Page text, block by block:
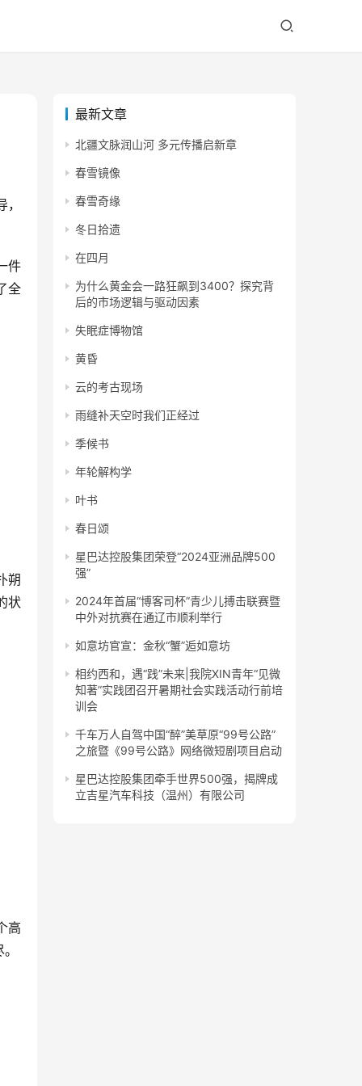
件
全
朔
状
高
最新文章
北疆文脉润山河 多元传播启新章
春雪镜像
春雪奇缘
冬日拾遗
在四月
为什么黄金会一路狂飙到3400？探究背
后的市场逻辑与驱动因素
失眠症博物馆
黄昏
云的考古现场
雨缝补天空时我们正经过
季候书
年轮解构学
叶书
春日颂
星巴达控股集团荣登“2024亚洲品牌500
强”
2024年首届“博客司杯”青少儿搏击联赛暨
中外对抗赛在通辽市顺利举行
如意坊官宣：金秋“蟹”逅如意坊
相约西和，遇“践”未来|我院XIN青年“见微
知著”实践团召开暑期社会实践活动行前培
训会
千车万人自驾中国“醉”美草原“99号公路”
之旅暨《99号公路》网络微短剧项目启动
星巴达控股集团牵手世界500强，揭牌成
立吉星汽车科技（温州）有限公司